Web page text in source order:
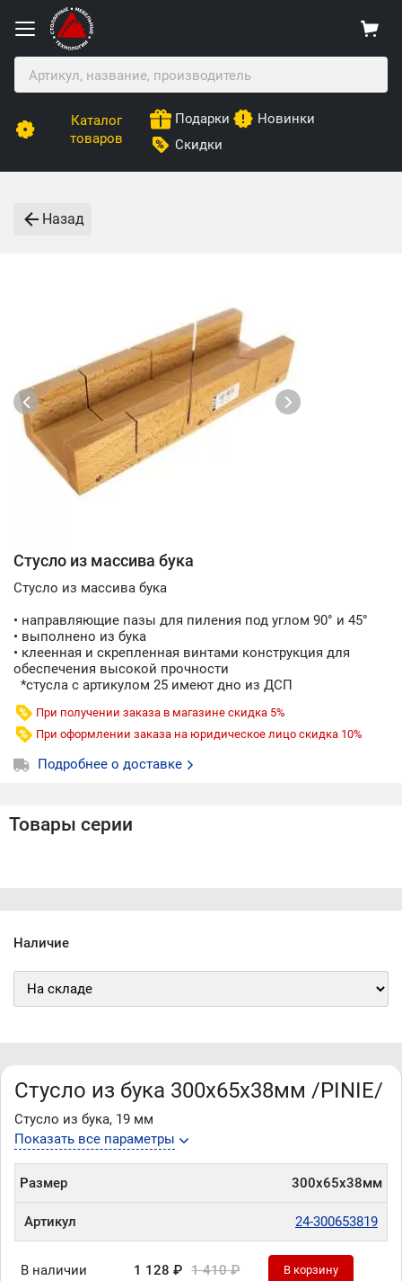
Каталог
товаров
Подарки
Новинки
Скидки
Назад
Стусло из массива бука
Стусло из массива бука
• направляющие пазы для пиления под углом 90° и 45°
• выполнено из бука
• клеенная и скрепленная винтами конструкция для
обеспечения высокой прочности
*стусла с артикулом 25 имеют дно из ДСП
При получении заказа в магазине скидка 5%
При оформлении заказа на юридическое лицо скидка 10%
Подробнее о доставке
Товары серии
Наличие
Стусло из бука 300х65х38мм /PINIE/
Стусло из бука, 19 мм
Показать все параметры
Размер 300х65х38мм
Артикул 24-300653819
В наличии 1 128 ₽ 1 410 ₽ В корзину